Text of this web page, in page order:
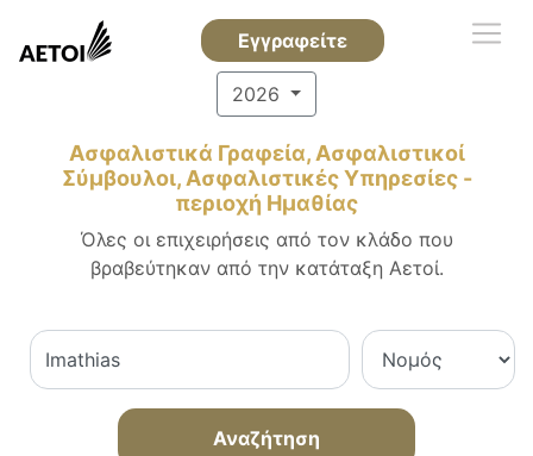
Εγγραφείτε
2026
Ασφαλιστικά Γραφεία, Ασφαλιστικοί
Σύμβουλοι, Ασφαλιστικές Υπηρεσίες -
περιοχή Ημαθίας
Όλες οι επιχειρήσεις από τον κλάδο που
βραβεύτηκαν από την κατάταξη Αετοί.
Αναζήτηση